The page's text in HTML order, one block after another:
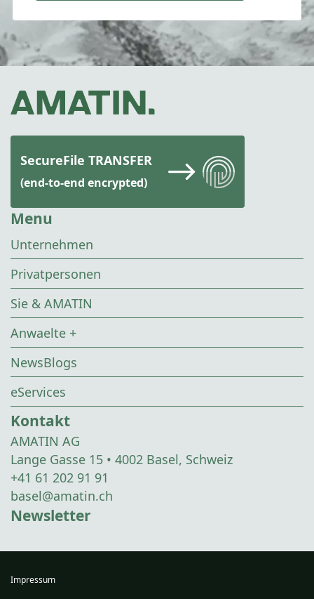
SecureFile TRANSFER
(end-to-end encrypted)
Menu
Unternehmen
Privatpersonen
Sie & AMATIN
Anwaelte +
NewsBlogs
eServices
Kontakt
AMATIN AG
Lange Gasse 15 • 4002 Basel, Schweiz
+41 61 202 91 91
basel@amatin.ch
Newsletter
Impressum